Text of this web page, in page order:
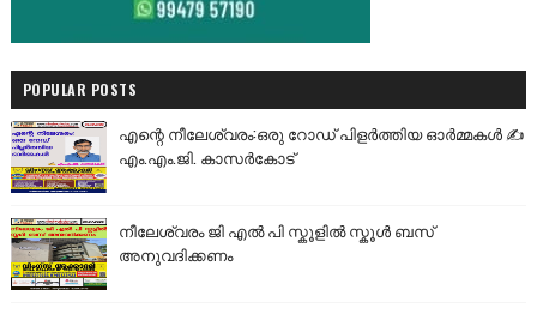
POPULAR POSTS
എന്റെ നീലേശ്വരം:ഒരു റോഡ് പിളർത്തിയ ഓർമ്മകൾ ✍️
എം.എം.ജി. കാസർകോട്
നീലേശ്വരം ജി എൽ പി സ്കൂളിൽ സ്കൂൾ ബസ്
അനുവദിക്കണം